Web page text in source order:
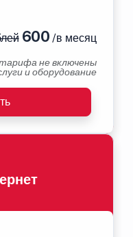
600 /в месяц
не включены
и оборудование